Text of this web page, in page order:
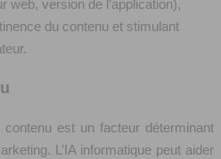
web, version de l’application),
du contenu et stimulant
est un facteur déterminant
L’IA informatique peut aider